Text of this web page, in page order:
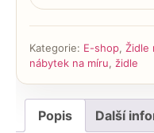
Kategorie: E-shop, Židle
nábytek na míru, židle
Popis Další